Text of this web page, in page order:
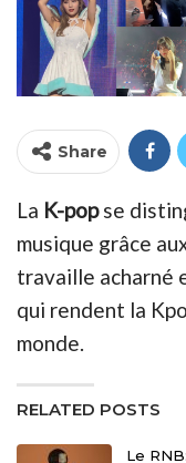
Share
La K-popse
musique grâce
travaille acharné
qui rendent la
monde.
RELATED POSTS
Le